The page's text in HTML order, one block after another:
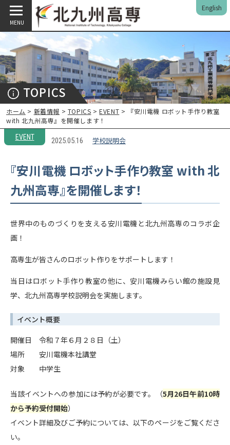
MENU
English
TOPICS
ホーム > 新着情報 > TOPICS >EVENT > 『安川電機 ロボット手作り教室
with 北九州高専』を開催します！
EVENT 2025.05.16 学校説明会
『安川電機 ロボット手作り教室 with 北
九州高専』を開催します！
世界中のものづくりを支える安川電機と北九州高専のコラボ企
画！
高専生が皆さんのロボット作りをサポートします！
当日はロボット手作り教室の他に、安川電機みらい館の施設見
学、北九州高専学校説明会を実施します。
イベント概要
開催日 令和７年６月２８日（土）
場所 安川電機本社講堂
対象 中学生
当該イベントへの参加には予約が必要です。（5月26日午前10時
から予約受付開始）
イベント詳細及びご予約については、以下のページをご覧くださ
い。